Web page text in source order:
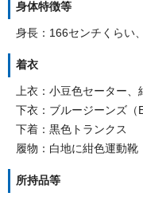
身体特徴等
身長：166センチくらい
着衣
上衣：小豆色セーター、
下衣：ブルージーンズ（
下着：黒色トランクス
履物：白地に紺色運動靴
所持品等